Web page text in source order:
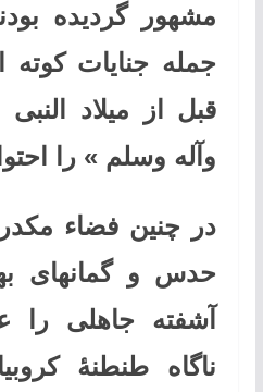
مشهور گردیده
جمله جنایات كوته
قبل از میلاد
‌وآله وسلم » را
در چنین فضاء
حدس و گمانهای
آشفته جاهلی را
ناگاه طنطنۀ